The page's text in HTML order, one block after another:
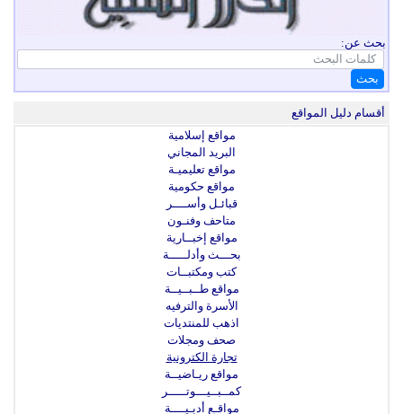
بحث عن:
بحث
أقسام دليل المواقع
مواقع إسلامية
البريد المجاني
مواقع تعليميـة
مواقع حكومية
قبائـل وأســــر
متاحف وفنـون
مواقع إخبــارية
بحـــث وأدلـــــة
كتب ومكتبــات
مواقع طــبــيــة
الأسرة والترفيه
اذهب للمنتديات
صحف ومجلات
تجارة الكترونية
مواقع ريـاضيــة
كمــبــيـــوتـــــر
مواقـع أدبـيــــة